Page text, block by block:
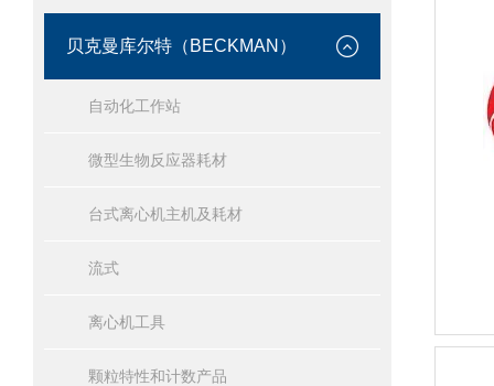
贝克曼库尔特（BECKMAN）
自动化工作站
微型生物反应器耗材
台式离心机主机及耗材
流式
离心机工具
颗粒特性和计数产品